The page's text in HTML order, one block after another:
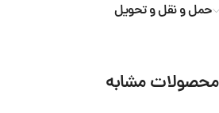
حمل و نقل و تحویل
محصولات مشابه